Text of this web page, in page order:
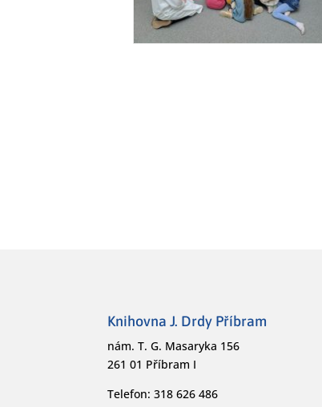
Knihovna J. Drdy Příbram
nám. T. G. Masaryka 156
261 01 Příbram I
Telefon: 318 626 486